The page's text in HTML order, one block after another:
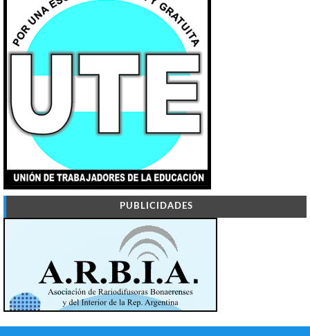
PUBLICIDADES